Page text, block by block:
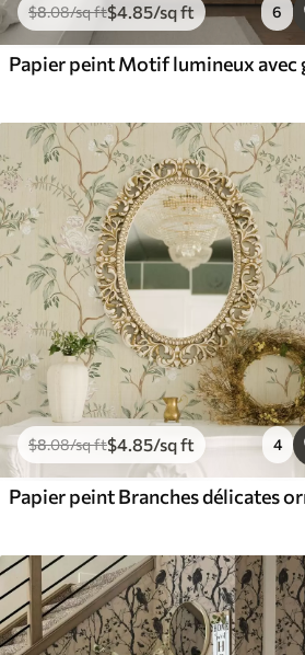
$8.08/sq ft$4.85/sq ft 6
$8.08/sq ft$4.85/sq ft 4